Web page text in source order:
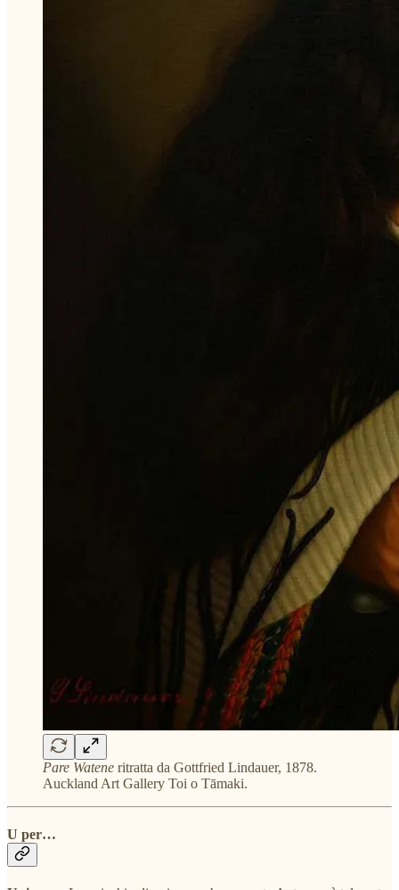
Pare Watene ritratta da Gottfried Lindauer, 1878.
Auckland Art Gallery Toi o Tāmaki.
U per…